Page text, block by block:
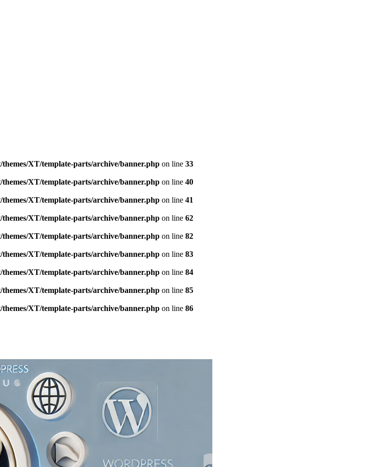
XT/template-parts/archive/banner.php on line 33
XT/template-parts/archive/banner.php on line 40
XT/template-parts/archive/banner.php on line 41
XT/template-parts/archive/banner.php on line 62
XT/template-parts/archive/banner.php on line 82
XT/template-parts/archive/banner.php on line 83
XT/template-parts/archive/banner.php on line 84
XT/template-parts/archive/banner.php on line 85
XT/template-parts/archive/banner.php on line 86